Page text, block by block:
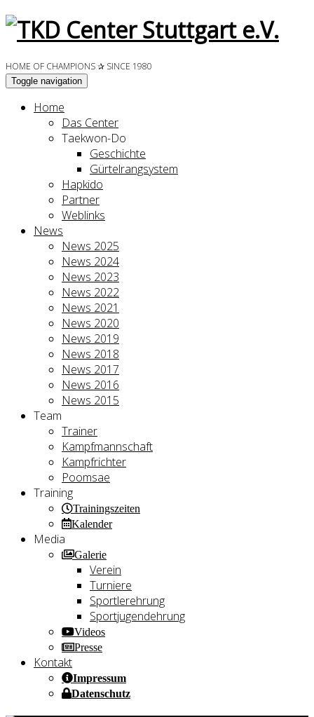
HOME OF CHAMPIONS ✰ SINCE 1980
Toggle navigation
Home
Das Center
Taekwon-Do
Geschichte
Gürtelrangsystem
Hapkido
Partner
Weblinks
News
News 2025
News 2024
News 2023
News 2022
News 2021
News 2020
News 2019
News 2018
News 2017
News 2016
News 2015
Team
Trainer
Kampfmannschaft
Kampfrichter
Poomsae
Training
Trainingszeiten
Kalender
Media
Galerie
Verein
Turniere
Sportlerehrung
Sportjugendehrung
Videos
Presse
Kontakt
Impressum
Datenschutz